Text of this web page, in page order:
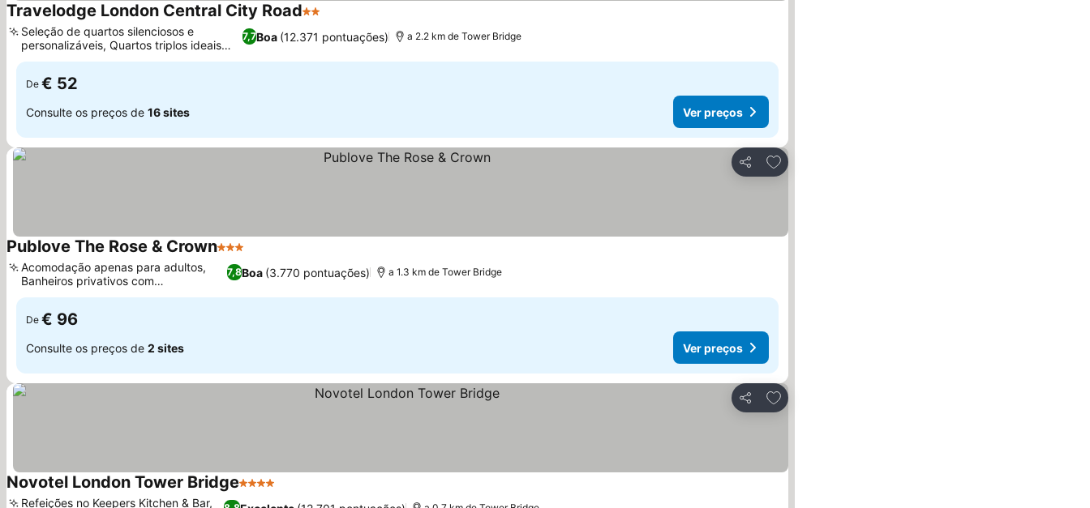
Travelodge London Central City Road2 Estrelas
7,7Boa (12.371 pontuações)
Seleção de quartos silenciosos e
personalizáveis, Quartos triplos ideais
para famílias
a 2.2 km de Tower Bridge
De € 52
Consulte os preços de 16 sites Ver preços
Partilhar
Adicionar aos favoritos
Publove The Rose & Crown3 Estrelas
7,8Boa (3.770 pontuações)
Acomodação apenas para adultos,
Banheiros privativos com
comodidades
a 1.3 km de Tower Bridge
De € 96
Consulte os preços de 2 sites Ver preços
Partilhar
Adicionar aos favoritos
Novotel London Tower Bridge4 Estrelas
Refeições no Keepers Kitchen & Bar,